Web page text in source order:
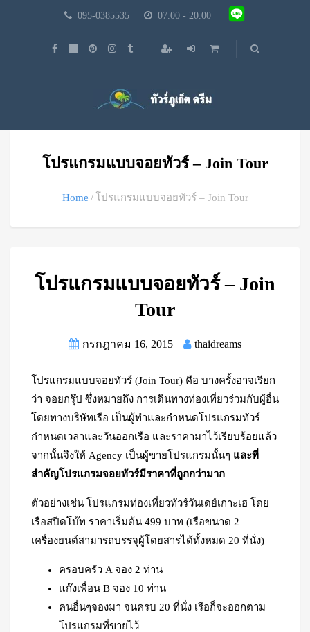
095-0385535 07.00 - 20.00
โปรแกรมแบบจอยทัวร์ – Join Tour
Home โปรแกรมแบบจอยทัวร์ – Join Tour
โปรแกรมแบบจอยทัวร์ – Join
Tour
กรกฎาคม 16, 2015 thaidreams
โปรแกรมแบบจอยทัวร์ (Join Tour) คือ บางครั้งอาจเรียก
ว่า จอยกรุ๊ป ซึ่งหมายถึง การเดินทางท่องเที่ยวร่วมกับผู้อื่น
โดยทางบริษัทเรือ เป็นผู้ทำและกำหนดโปรแกรมทัวร์
กำหนดเวลาและวันออกเรือ และราคามาไว้เรียบร้อยแล้ว
จากนั้นจึงให้ Agency เป็นผู้ขายโปรแกรมนั้นๆ และที่
สำคัญโปรแกรมจอยทัวร์มีราคาที่ถูกกว่ามาก
ตัวอย่างเช่น โปรแกรมท่องเที่ยวทัวร์วันเดย์เกาะเฮ โดย
เรือสปีดโบ๊ท ราคาเริ่มต้น 499 บาท (เรือขนาด 2
เครื่องยนต์สามารถบรรจุผู้โดยสารได้ทั้งหมด 20 ที่นั่ง)
ครอบครัว A จอง 2 ท่าน
แก๊งเพื่อน B จอง 10 ท่าน
คนอื่นๆจองมา จนครบ 20 ที่นั่ง เรือก็จะออกตาม
โปรแกรมที่ขายไว้